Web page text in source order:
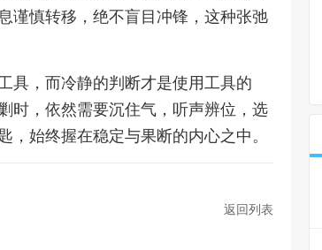
谨慎转移，绝不盲目冲锋，这种张弛
具，而冷静的判断才是使用工具的
时，依然需要沉住气，听声辨位，选
始终握在稳定与果断的内心之中。
返回列表